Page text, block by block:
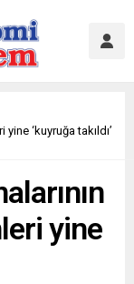
‘kuyruğa takıldı’
yine